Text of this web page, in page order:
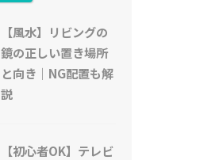
【風水】リビングの
鏡の正しい置き場所
と向き｜NG配置も解
説
【初心者OK】テレビ